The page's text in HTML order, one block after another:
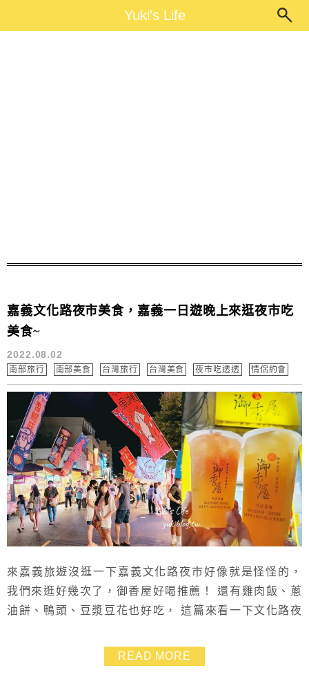
Yuki's LifeYuki's Life
嘉義文化路夜市美食，嘉義一日遊晚上來逛夜市吃
美食~
2022.08.02
南部旅行 南部美食 台灣旅行 台灣美食 夜市吃透透 情侶約會
來嘉義旅遊沒逛一下嘉義文化路夜市好像就是怪怪的，
我們來逛好幾次了，御香屋好喝推薦！ 還有雞肉飯、蔥
油餅、鴨頭、豆漿豆花也好吃， 這篇來看一下文化路夜
READ MORE